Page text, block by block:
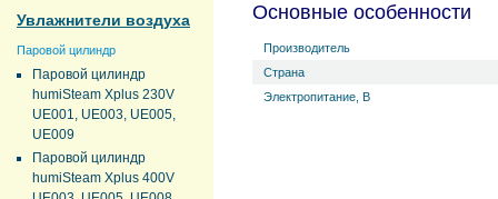
Увлажнители воздуха
Паровой цилиндр
Паровой цилиндр
humiSteam Xplus 230V
UE001, UE003, UE005,
UE009
Паровой цилиндр
humiSteam Xplus 400V
Основные особенности
Производитель
Страна
Электропитание, В